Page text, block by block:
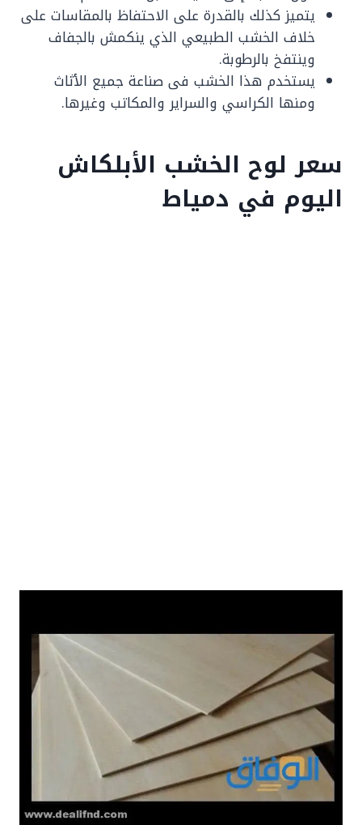
يتميز كذلك بالقدرة على الاحتفاظ بالمقاسات على
خلاف الخشب الطبيعي الذي ينكمش بالجفاف
وينتفخ بالرطوبة.
يستخدم هذا الخشب فى صناعة جميع الأثاث
ومنها الكراسي والسراير والمكاتب وغيرها.
سعر لوح الخشب الأبلكاش
اليوم في دمياط